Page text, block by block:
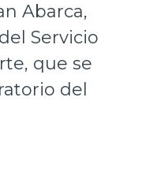
Abarca,
Servicio
que se
del